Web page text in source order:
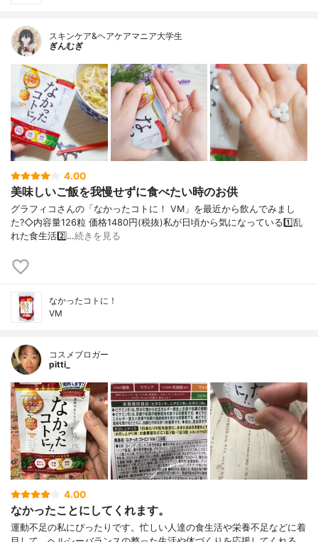
スキンケア&ヘアケアマニア大学生
ぎんむぎ
4.00
美味しいご飯を我慢せずに食べたい時のお供
グラフィコさんの「なかったコトに！ VM」を最近から飲んでみまし
た?◇内容量126粒 価格1480円(税抜)私が日頃から気になっている1️⃣乱
れた食生活2️⃣…続きを見る
なかったコトに！
VM
コスメブロガー
pitti_
4.00
なかったことにしてくれます。
運動不足の私にぴったりです。忙しい人達の食生活や栄養不足などに着